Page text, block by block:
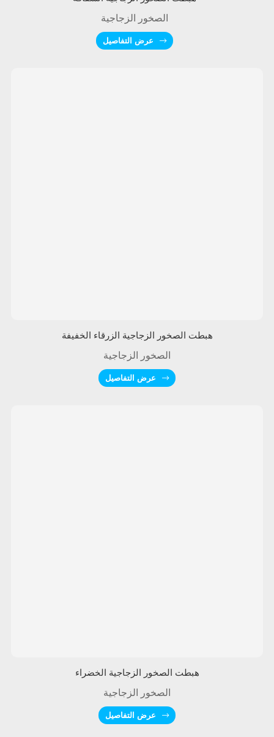
الصخور الزجاجية
عرض التفاصيل
هبطت الصخور الزجاجية الزرقاء الخفيفة
الصخور الزجاجية
عرض التفاصيل
هبطت الصخور الزجاجية الخضراء
الصخور الزجاجية
عرض التفاصيل